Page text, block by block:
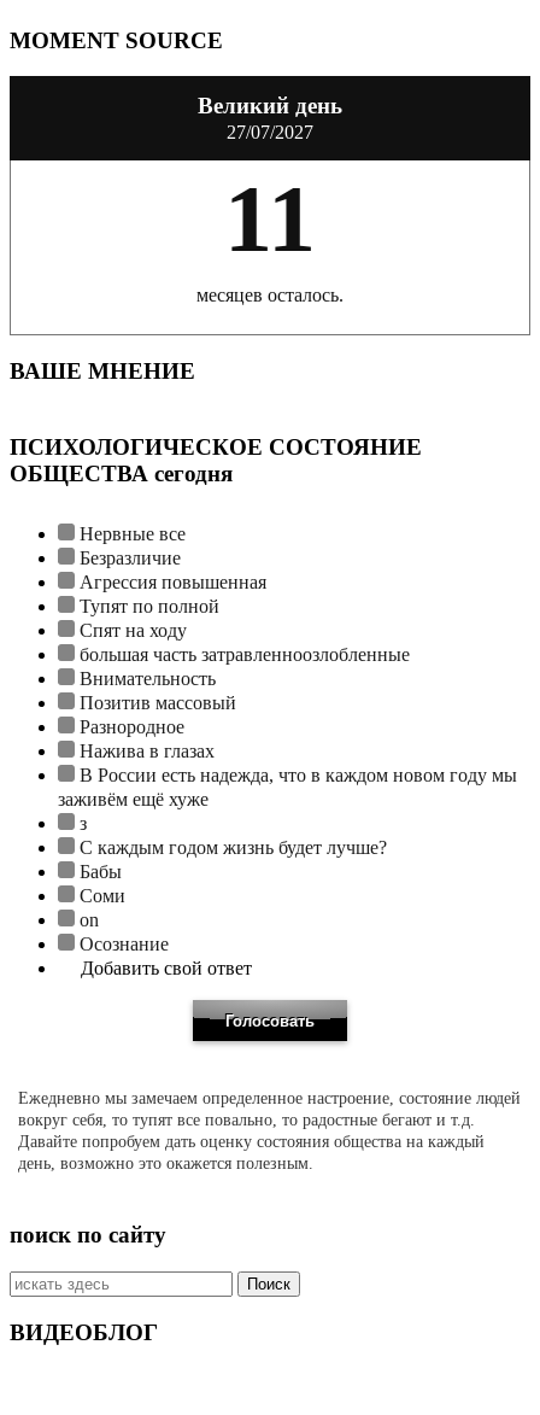
MOMENT SOURCE
Великий день
27/07/2027
11
месяцев осталось.
ВАШЕ МНЕНИЕ
ПСИХОЛОГИЧЕСКОЕ СОСТОЯНИЕ
ОБЩЕСТВА сегодня
Нервные все
Безразличие
Агрессия повышенная
Тупят по полной
Спят на ходу
большая часть затравленноозлобленные
Внимательность
Позитив массовый
Разнородное
Нажива в глазах
В России есть надежда, что в каждом новом году мы
заживём ещё хуже
з
С каждым годом жизнь будет лучше?
Бабы
Соми
on
Осознание
Добавить свой ответ
Ежедневно мы замечаем определенное настроение, состояние людей
вокруг себя, то тупят все повально, то радостные бегают и т.д.
Давайте попробуем дать оценку состояния общества на каждый
день, возможно это окажется полезным.
поиск по сайту
Искать:
ВИДЕОБЛОГ